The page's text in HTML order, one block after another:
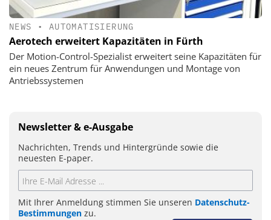
NEWS • AUTOMATISIERUNG
Aerotech erweitert Kapazitäten in Fürth
Der Motion-Control-Spezialist erweitert seine Kapazitäten für
ein neues Zentrum für Anwendungen und Montage von
Antriebssystemen
Newsletter & e-Ausgabe
Nachrichten, Trends und Hintergründe sowie die
neuesten E-paper.
Mit Ihrer Anmeldung stimmen Sie unseren Datenschutz-
Bestimmungen zu.